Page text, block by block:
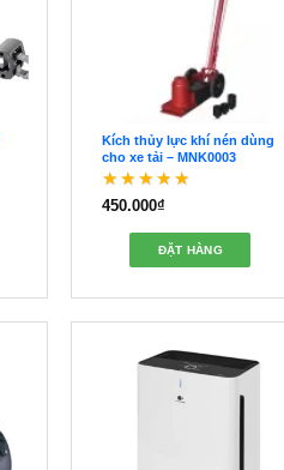
Kích thủy lực khí nén dùng
cho xe tải – MNK0003
Được xếp hạng
450.000₫
ĐẶT HÀNG